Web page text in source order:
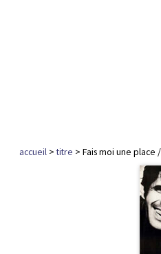
accueil >titre > Fais moi une place